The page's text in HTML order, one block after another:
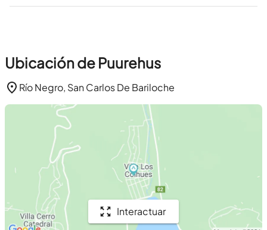
Ubicación de Puurehus
Río Negro, San Carlos De Bariloche
Interactuar